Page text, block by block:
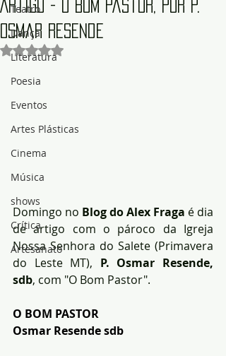
Teatro
Dança
Literatura
Poesia
Eventos
Artes Plásticas
Cinema
Música
shows
Crítica
Artesanato
Artigo - O Bom Pastor, por P.
Osmar Resende
Avaliado com NaN de 5 estrelas.
Domingo no Blog do Alex Fraga é dia
de artigo com o pároco da Igreja
Nossa Senhora do Salete (Primavera
do Leste MT), P. Osmar Resende,
sdb, com "O Bom Pastor".
O BOM PASTOR
Osmar Resende sdb